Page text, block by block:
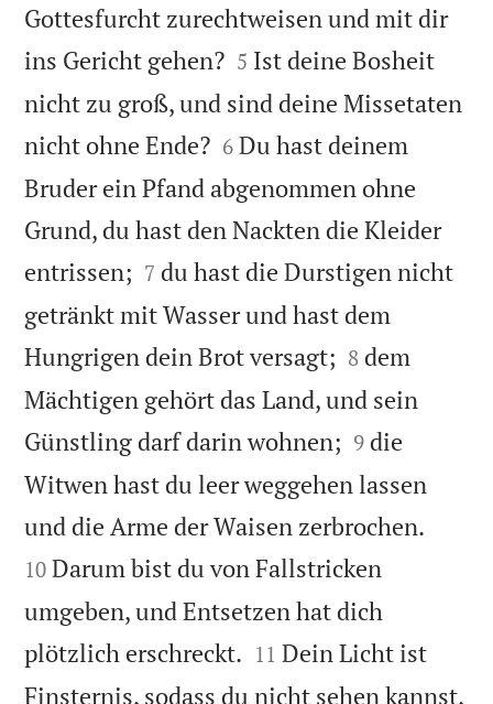
Gottesfurcht zurechtweisen und mit dir
ins Gericht gehen?
5 Ist deine Bosheit
nicht zu groß, und sind deine Missetaten
nicht ohne Ende?
6 Du hast deinem
Bruder ein Pfand abgenommen ohne
Grund, du hast den Nackten die Kleider
entrissen; 

7 du hast die Durstigen nicht
getränkt mit Wasser und hast dem
Hungrigen dein Brot versagt; 

8 dem
Mächtigen gehört das Land, und sein
Günstling darf darin wohnen; 

9 die
Witwen hast du leer weggehen lassen
und die Arme der Waisen zerbrochen.
10 Darum bist du von Fallstricken
umgeben, und Entsetzen hat dich
plötzlich erschreckt. 

11 Dein Licht ist
Finsternis, sodass du nicht sehen kannst,